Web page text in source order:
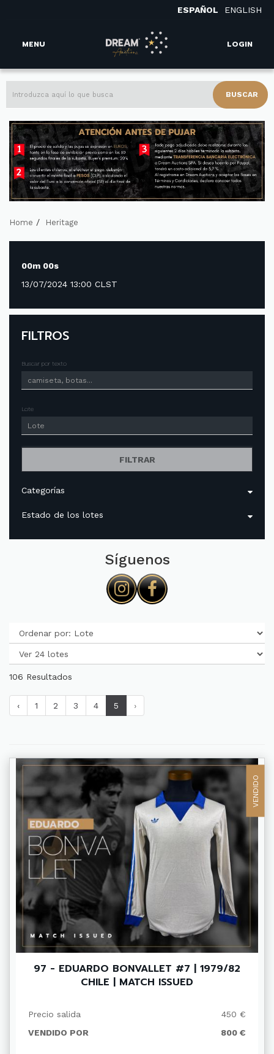
ESPAÑOL ENGLISH
MENU LOGIN
BUSCAR
Home / Heritage
00m 00s
13/07/2024 13:00 CLST
FILTROS
Buscar por texto
Lote
FILTRAR
Categorías
Estado de los lotes
Síguenos
106 Resultados
‹ 1 2 3 4 5 ›
VENDIDO
97 - EDUARDO BONVALLET #7 | 1979/82
CHILE | MATCH ISSUED
Precio salida
450 €
VENDIDO POR
800 €